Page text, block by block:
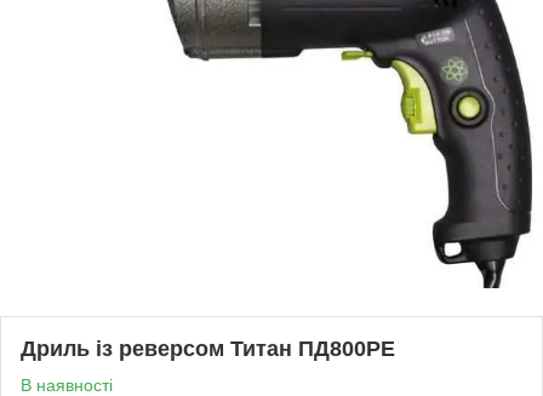
Дриль із реверсом Титан ПД800РЕ
В наявності